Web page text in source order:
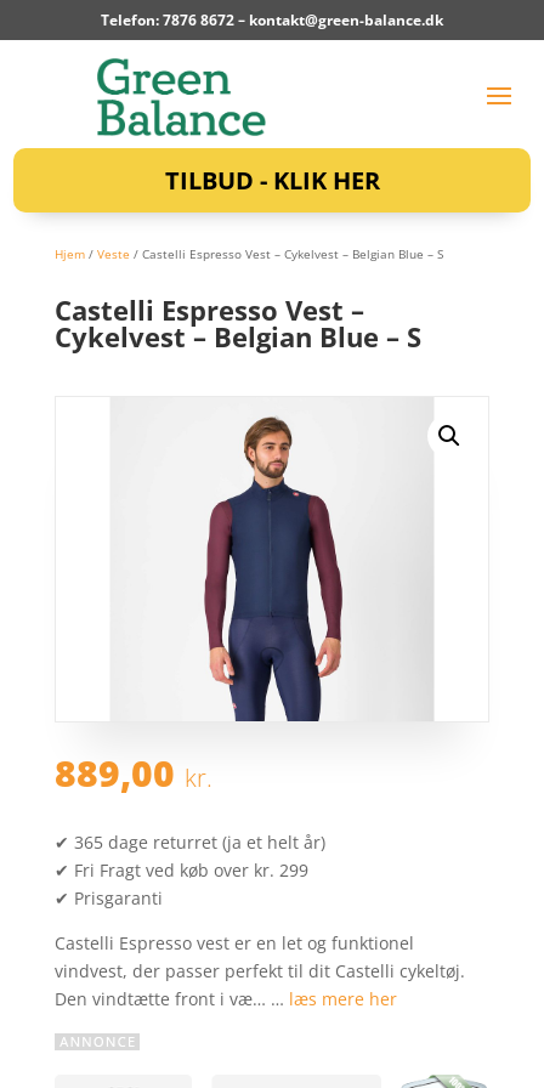
Telefon: 7876 8672 – kontakt@green-balance.dk
TILBUD - KLIK HER
Hjem/ Veste / Castelli Espresso Vest – Cykelvest – Belgian Blue – S
Castelli Espresso Vest –
Cykelvest – Belgian Blue – S
889,00 kr.
✔ 365 dage returret (ja et helt år)
✔ Fri Fragt ved køb over kr. 299
✔ Prisgaranti
Castelli Espresso vest er en let og funktionel
vindvest, der passer perfekt til dit Castelli cykeltøj.
Den vindtætte front i væ… … læs mere her